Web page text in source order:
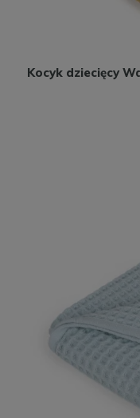
Kocyk dziecięcy